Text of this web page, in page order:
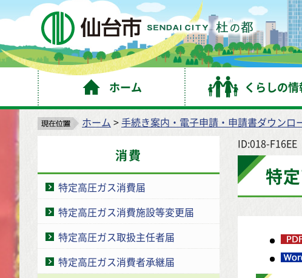
仙台市
ホーム くらしの情
ホーム >手続き案内・電子申請・申請書ダウンロ
消費
特定高圧ガス消費届
特定高圧ガス消費施設等変更届
特定高圧ガス取扱主任者届
特定高圧ガス消費者承継届
ID:018-F16EE
特